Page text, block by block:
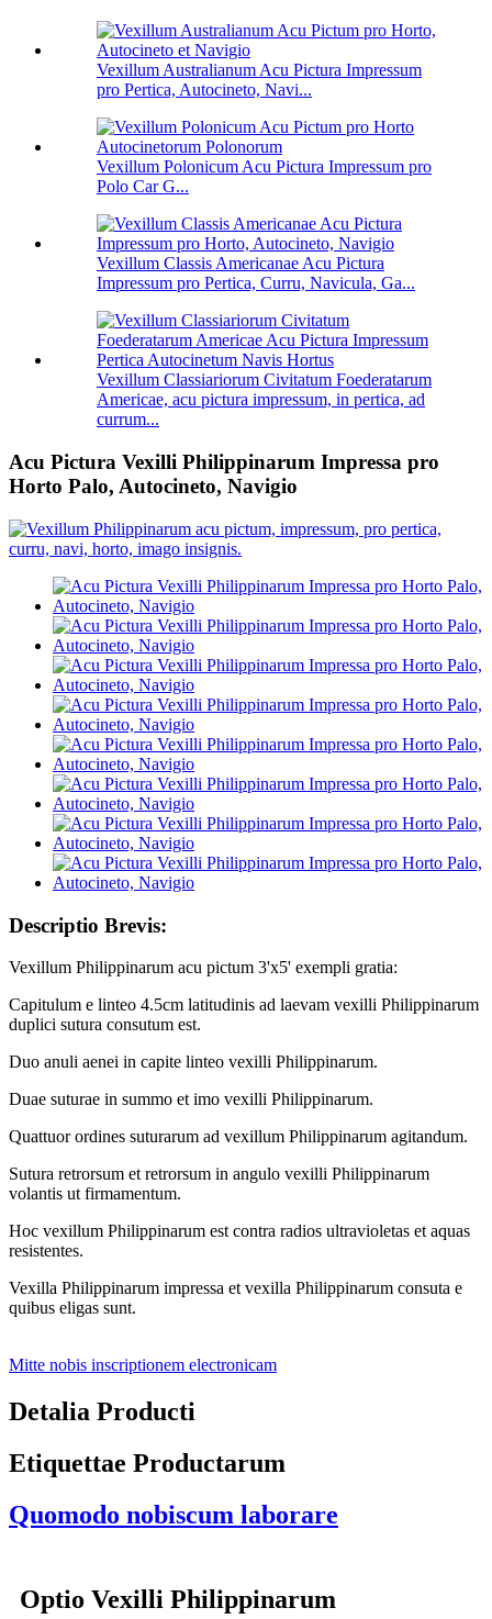
Vexillum Australianum Acu Pictura Impressum
pro Pertica, Autocineto, Navi...
Vexillum Polonicum Acu Pictura Impressum pro
Polo Car G...
Vexillum Classis Americanae Acu Pictura
Impressum pro Pertica, Curru, Navicula, Ga...
Vexillum Classiariorum Civitatum Foederatarum
Americae, acu pictura impressum, in pertica, ad
currum...
Acu Pictura Vexilli Philippinarum Impressa pro
Horto Palo, Autocineto, Navigio
Descriptio Brevis:
Vexillum Philippinarum acu pictum 3'x5' exempli gratia:
Capitulum e linteo 4.5cm latitudinis ad laevam vexilli Philippinarum
duplici sutura consutum est.
Duo anuli aenei in capite linteo vexilli Philippinarum.
Duae suturae in summo et imo vexilli Philippinarum.
Quattuor ordines suturarum ad vexillum Philippinarum agitandum.
Sutura retrorsum et retrorsum in angulo vexilli Philippinarum
volantis ut firmamentum.
Hoc vexillum Philippinarum est contra radios ultravioletas et aquas
resistentes.
Vexilla Philippinarum impressa et vexilla Philippinarum consuta e
quibus eligas sunt.
Mitte nobis inscriptionem electronicam
Detalia Producti
Etiquettae Productarum
Quomodo nobiscum laborare
Optio Vexilli Philippinarum